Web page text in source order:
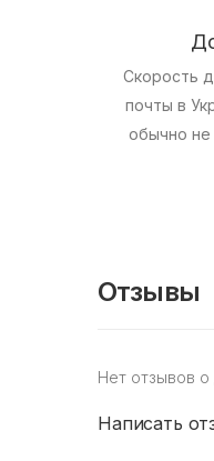
Скорость
почты в
обычно не
Отзывы
Нет отзывов
Написать